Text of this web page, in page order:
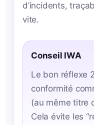
d’incidents,
vite.
Conseil IWA
Le bon réflexe
conformité
(au même titre
Cela évite les